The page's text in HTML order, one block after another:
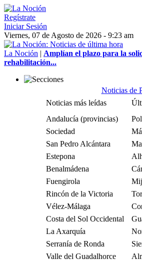
Regístrate
Iniciar Sesión
Viernes, 07 de Agosto de 2026 - 9:23 am
La Noción | Amplían el plazo para la
rehabilitación...
Noticias de
Noticias más leídas
Andalucía (provincias)
Sociedad
San Pedro Alcántara
Estepona
Benalmádena
Fuengirola
Rincón de la Victoria
Vélez-Málaga
Costa del Sol Occidental
La Axarquía
Serranía de Ronda
Valle del Guadalhorce